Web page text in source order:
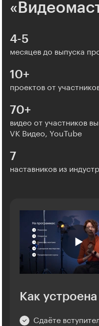
4-5
месяцев до выпуска
10+
проектов от
70+
видео от участников
VK Видео, YouTube
7
наставников из
Как
Сдаёте